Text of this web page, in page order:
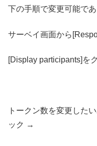
下の手順で変更可能であ
サーベイ画面から
[Display participants]を
トークン数を変更した
ック →